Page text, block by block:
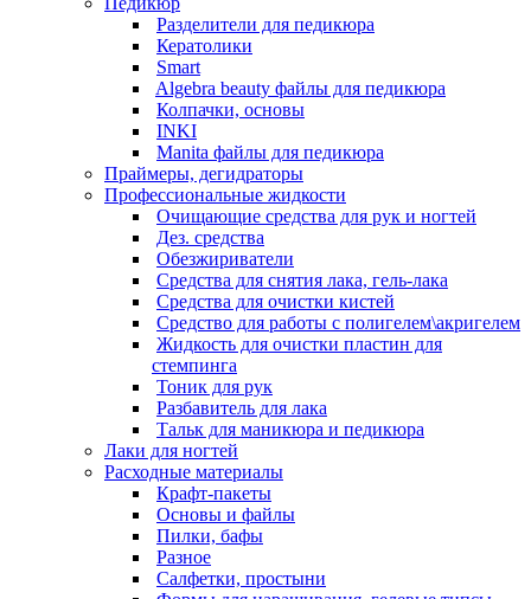
Разделители для педикюра
Кератолики
Smart
Algebra beauty файлы для педикюра
Колпачки, основы
INKI
Manita файлы для педикюра
Праймеры, дегидраторы
Профессиональные жидкости
Очищающие средства для рук и ногтей
Дез. средства
Обезжириватели
Средства для снятия лака, гель-лака
Средства для очистки кистей
Средство для работы с полигелем\акригелем
Жидкость для очистки пластин для
стемпинга
Тоник для рук
Разбавитель для лака
Тальк для маникюра и педикюра
Лаки для ногтей
Расходные материалы
Крафт-пакеты
Основы и файлы
Пилки, бафы
Разное
Салфетки, простыни